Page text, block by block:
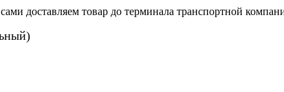
доставляем товар до терминала транспортной